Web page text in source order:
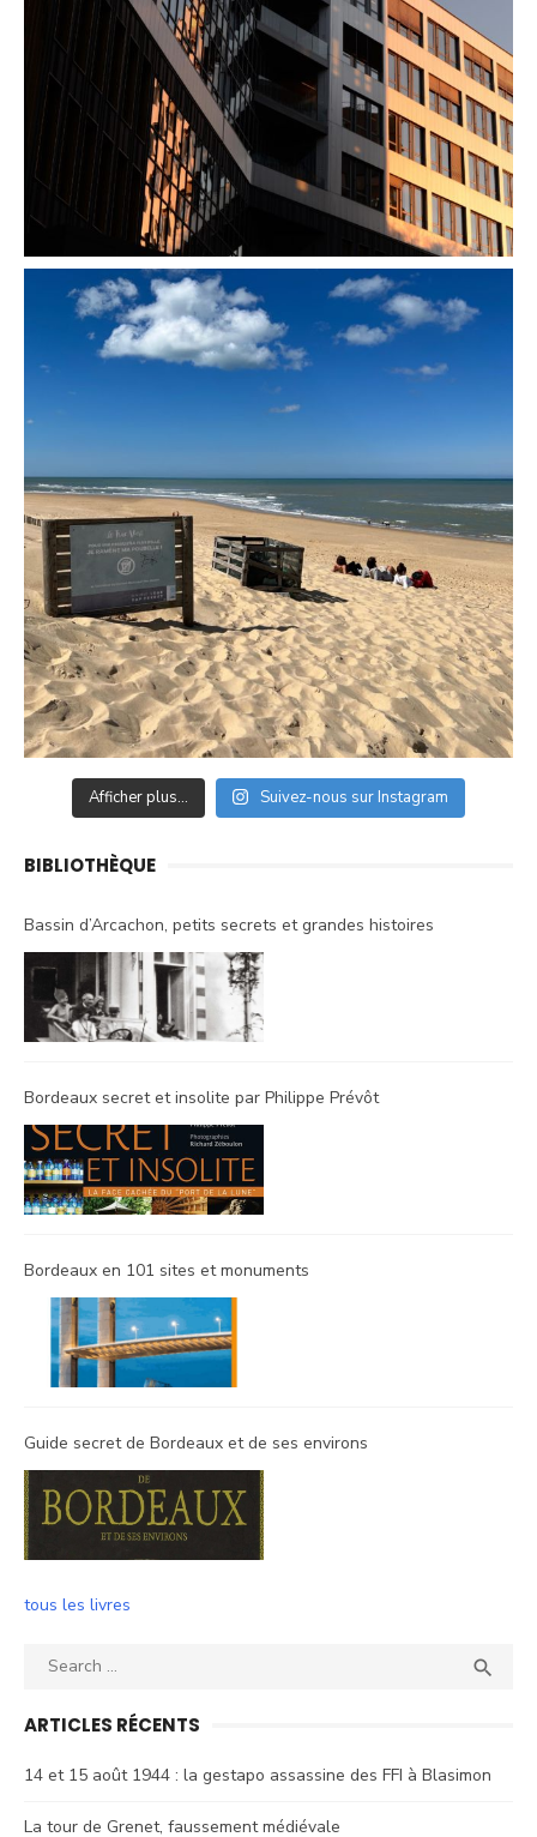
Afficher plus... Suivez-nous sur Instagram
BIBLIOTHÈQUE
Bassin d’Arcachon, petits secrets et grandes histoires
Bordeaux secret et insolite par Philippe Prévôt
Bordeaux en 101 sites et monuments
Guide secret de Bordeaux et de ses environs
tous les livres
Search

ARTICLES RÉCENTS
14 et 15 août 1944 : la gestapo assassine des FFI à Blasimon
La tour de Grenet, faussement médiévale